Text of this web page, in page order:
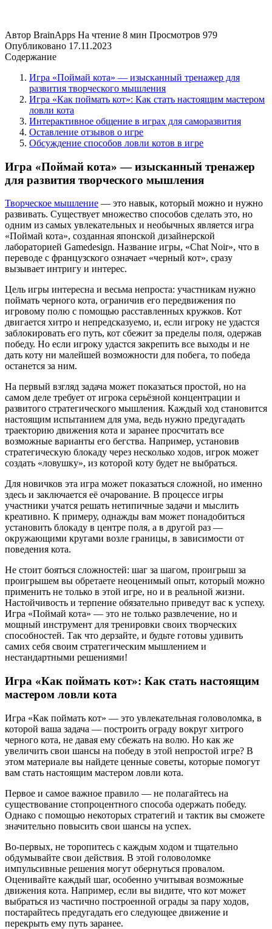
Автор BrainApps На чтение 8 мин Просмотров 979
Опубликовано 17.11.2023
Содержание
Игра «Поймай кота» — изысканный тренажер для
развития творческого мышления
Игра «Как поймать кот»: Как стать настоящим мастером
ловли кота
Интерактивное общение в играх для саморазвития
Оставление отзывов о игре
Обсуждение способов ловли котов в игре
Игра «Поймай кота» — изысканный тренажер
для развития творческого мышления
Творческое мышление — это навык, который можно и нужно
развивать. Существует множество способов сделать это, но
одним из самых увлекательных и необычных является игра
«Поймай кота», созданная японской дизайнерской
лабораторией Gamedesign. Название игры, «Chat Noir», что в
переводе с французского означает «черный кот», сразу
вызывает интригу и интерес.
Цель игры интересна и весьма непроста: участникам нужно
поймать черного кота, ограничив его передвижения по
игровому полю с помощью расставленных кружков. Кот
двигается хитро и непредсказуемо, и, если игроку не удастся
заблокировать его путь, кот сбежит за пределы поля, одержав
победу. Но если игроку удастся закрепить все выходы и не
дать коту ни малейшей возможности для побега, то победа
останется за ним.
На первый взгляд задача может показаться простой, но на
самом деле требует от игрока серьёзной концентрации и
развитого стратегического мышления. Каждый ход становится
настоящим испытанием для ума, ведь нужно предугадать
траекторию движения кота и заранее просчитать все
возможные варианты его бегства. Например, установив
стратегическую блокаду через несколько ходов, игрок может
создать «ловушку», из которой коту будет не выбраться.
Для новичков эта игра может показаться сложной, но именно
здесь и заключается её очарование. В процессе игры
участники учатся решать нетипичные задачи и мыслить
креативно. К примеру, однажды вам может понадобиться
установить блокаду в центре поля, а в другой раз —
окружающими кругами возле границы, в зависимости от
поведения кота.
Не стоит бояться сложностей: шаг за шагом, проигрыш за
проигрышем вы обретаете неоценимый опыт, который можно
применить не только в этой игре, но и в реальной жизни.
Настойчивость и терпение обязательно приведут вас к успеху.
Игра «Поймай кота» — это не только развлечение, но и
мощный инструмент для тренировки своих творческих
способностей. Так что дерзайте, и будьте готовы удивить
самих себя своим стратегическим мышлением и
нестандартными решениями!
Игра «Как поймать кот»: Как стать настоящим
мастером ловли кота
Игра «Как поймать кот» — это увлекательная головоломка, в
которой ваша задача — построить ограду вокруг хитрого
черного кота, не давая ему сбежать на волю. Но как же
увеличить свои шансы на победу в этой непростой игре? В
этом материале вы найдете ценные советы, которые помогут
вам стать настоящим мастером ловли кота.
Первое и самое важное правило — не полагайтесь на
существование стопроцентного способа одержать победу.
Однако с помощью некоторых стратегий и тактик вы сможете
значительно повысить свои шансы на успех.
Во-первых, не торопитесь с каждым ходом и тщательно
обдумывайте свои действия. В этой головоломке
импульсивные решения могут обернуться провалом.
Оценивайте каждый шаг, особенно учитывая возможные
движения кота. Например, если вы видите, что кот может
выбраться из частично построенной ограды за пару ходов,
постарайтесь предугадать его следующее движение и
перекрыть ему путь заранее.